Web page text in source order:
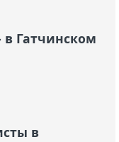
в Гатчинском
в